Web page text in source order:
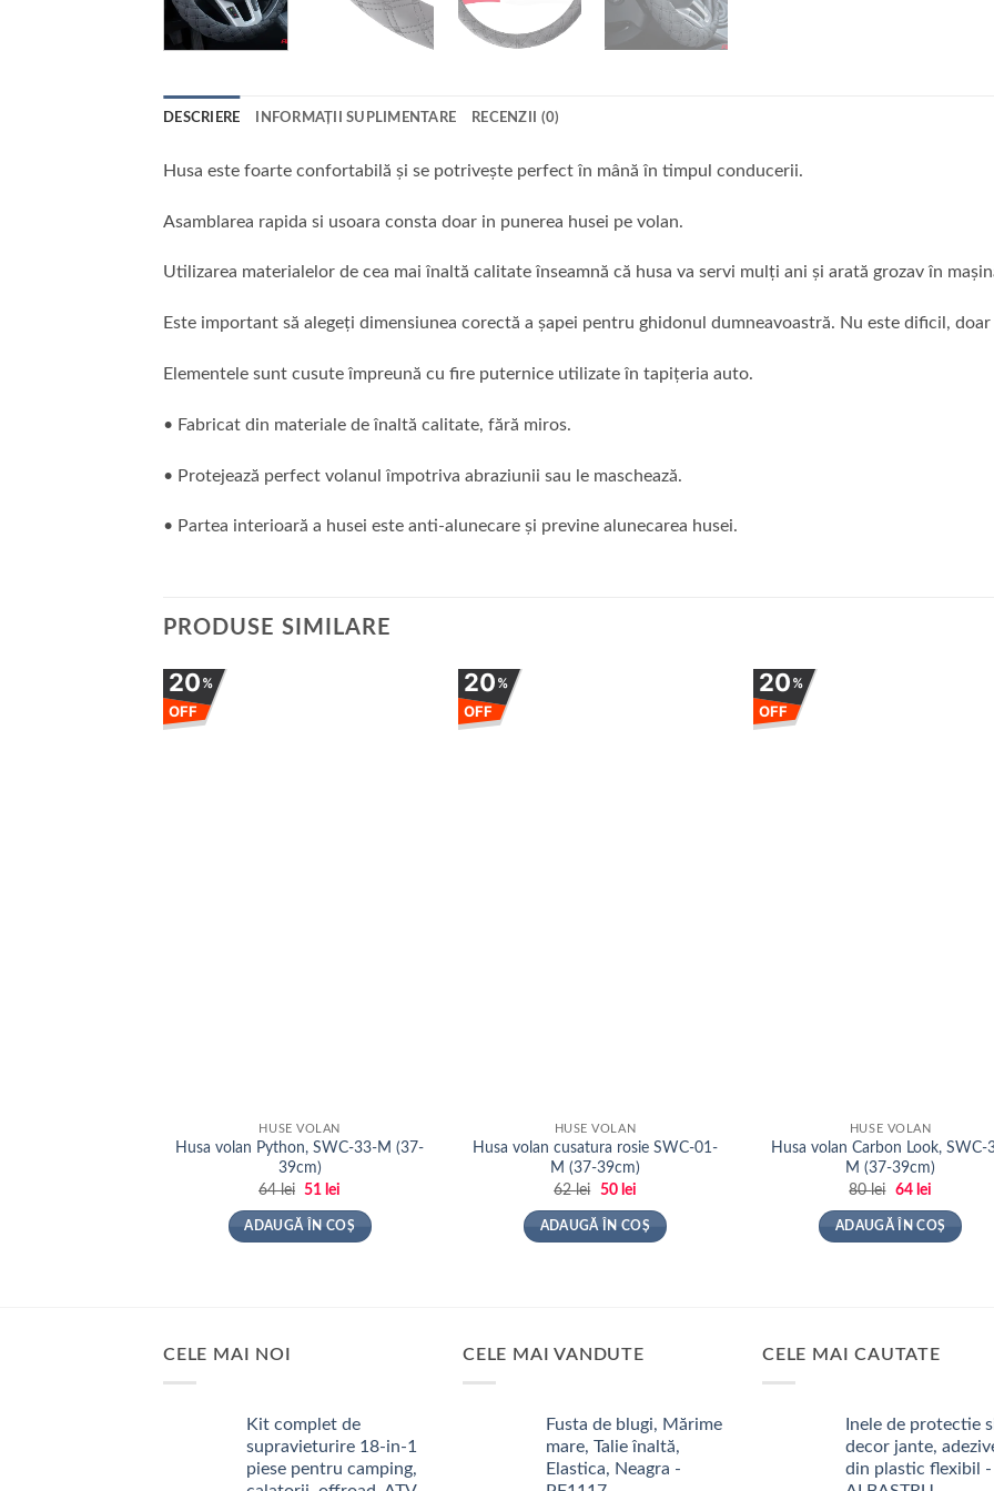
DESCRIERE INFORMAȚII SUPLIMENTARE RECENZII (0)
Husa este foarte confortabilă și se potrivește perfect în mână în timpul conducerii.
Asamblarea rapida si usoara consta doar in punerea husei pe volan.
Utilizarea materialelor de cea mai înaltă calitate înseamnă că husa va servi mulți ani și arată grozav în
Este important să alegeți dimensiunea corectă a șapei pentru ghidonul dumneavoastră. Nu este dificil,
Elementele sunt cusute împreună cu fire puternice utilizate în tapițeria auto.
• Fabricat din materiale de înaltă calitate, fără miros.
• Protejează perfect volanul împotriva abraziunii sau le maschează.
• Partea interioară a husei este anti-alunecare și previne alunecarea husei.
PRODUSE SIMILARE
20%
OFF
HUSE VOLAN
Husa volan Python, SWC-33-M (37-
39cm)
64lei
Prețul
a
fost:
51 lei
este:
51 lei.
ADAUGĂ ÎN COȘ
20%
OFF
HUSE VOLAN
Husa volan cusatura rosie SWC-01-
M (37-39cm)
62lei
Prețul
a
fost:
50 leiPrețul
este:
50 lei.
ADAUGĂ ÎN COȘ
20%
OFF
HUSE VOLAN
Husa volan Carbon Look, SWC-
M (37-39cm)
80lei Prețul
a
fost:
64 leiPrețul
este:
64 lei.
ADAUGĂ ÎN COȘ
CELE MAI NOI
Kit complet de
supravieturire 18-in-1
piese pentru camping,
CELE MAI VANDUTE
Fusta de blugi, Mărime
mare, Talie înaltă,
Elastica, Neagra -
CELE MAI CAUTATE
Inele de protectie
decor jante,
din plastic flexibil -